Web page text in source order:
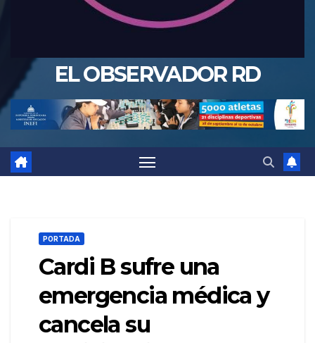
EL OBSERVADOR RD
PORTADA
Cardi B sufre una
emergencia médica y
cancela su